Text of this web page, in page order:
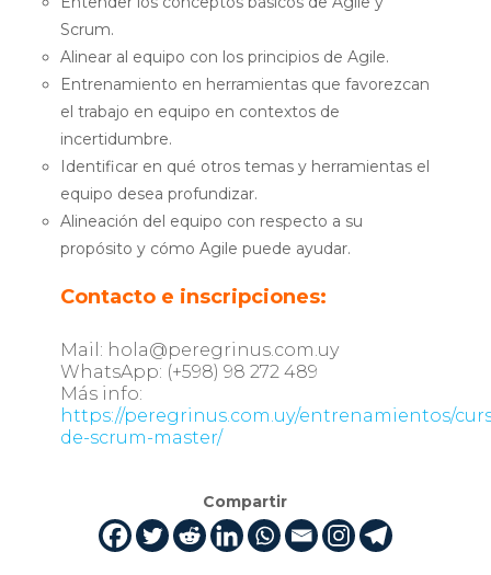
Scrum.
Alinear al equipo con los principios de Agile.
Entrenamiento en herramientas que favorezcan
el trabajo en equipo en contextos de
incertidumbre.
Identificar en qué otros temas y herramientas el
equipo desea profundizar.
Alineación del equipo con respecto a su
propósito y cómo Agile puede ayudar.
Contacto e inscripciones:
Mail: hola@peregrinus.com.uy
WhatsApp: (+598) 98 272 489
Más info:
https://peregrinus.com.uy/entrenamientos/
de-scrum-master/
Compartir